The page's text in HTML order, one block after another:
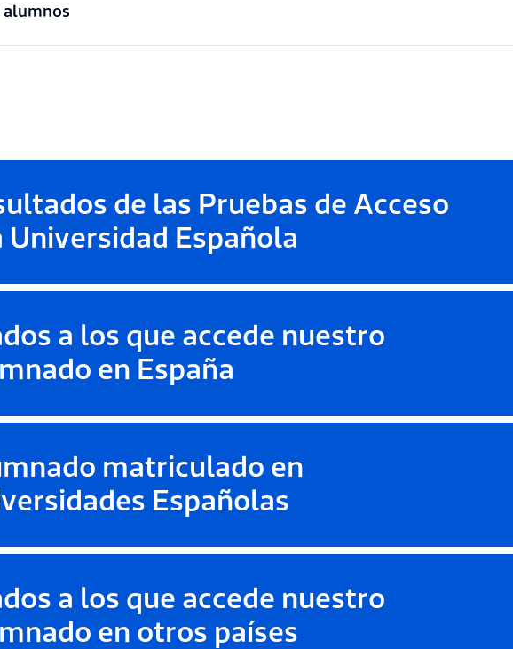
alumnos
de las Pruebas de Acceso
Universidad Española
a los que accede nuestro
en España
matriculado en
Españolas
a los que accede nuestro
en otros países